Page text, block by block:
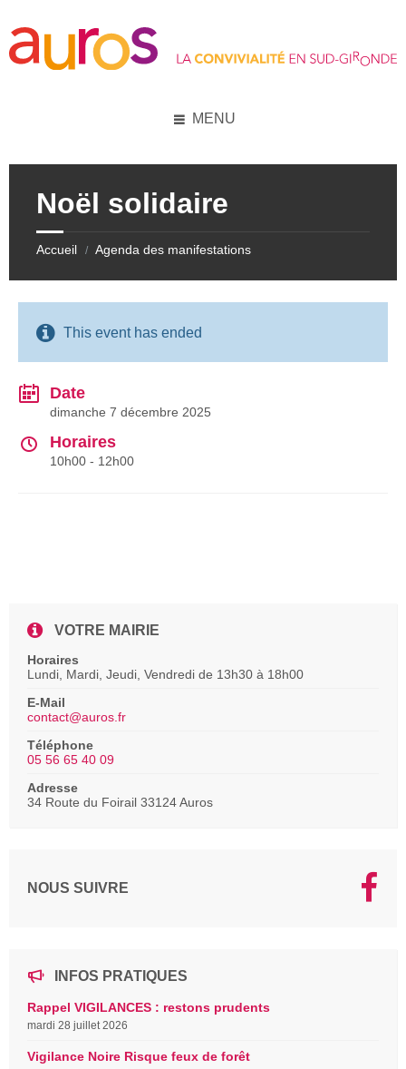
content
left
sidebar
right
sidebar
footer
MENU
Noël solidaire
Accueil / Agenda des manifestations
This event has ended
Date
dimanche 7 décembre 2025
Horaires
10h00 - 12h00
VOTRE MAIRIE
Horaires
Lundi, Mardi, Jeudi, Vendredi de 13h30 à 18h00
E-Mail
contact@auros.fr
Téléphone
05 56 65 40 09
Adresse
34 Route du Foirail 33124 Auros
NOUS SUIVRE
INFOS PRATIQUES
Rappel VIGILANCES : restons prudents
mardi 28 juillet 2026
Vigilance Noire Risque feux de forêt